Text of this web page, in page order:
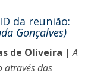
da reunião:
Gonçalves)
de Oliveira |A
através das